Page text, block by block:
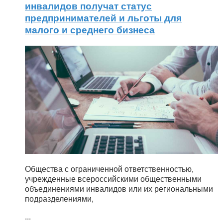
инвалидов получат статус
предпринимателей и льготы для
малого и среднего бизнеса
Общества с ограниченной ответственностью,
учрежденные всероссийскими общественными
объединениями инвалидов или их региональными
подразделениями,
...